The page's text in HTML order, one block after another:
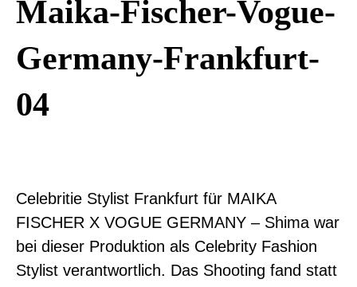
Maika-Fischer-Vogue-
Germany-Frankfurt-
04
Celebritie Stylist Frankfurt für MAIKA
FISCHER X VOGUE GERMANY – Shima war
bei dieser Produktion als Celebrity Fashion
Stylist verantwortlich. Das Shooting fand statt